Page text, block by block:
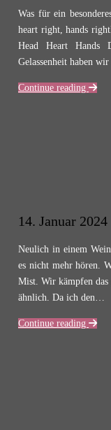
Was für ein
heart right, hands
Head Heart Hands
Gelassenheit haben
Continue reading
14. Januar 2024
Neulich in einem
es nicht mehr hören.
Mist. Wir kämpfen das
ähnlich. Da ich den…
Continue reading